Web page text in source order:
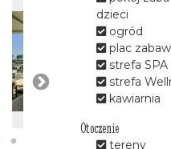
dzieci
ogród
plac zabaw
strefa SPA
strefa
kawiarnia
Otoczenie
tereny